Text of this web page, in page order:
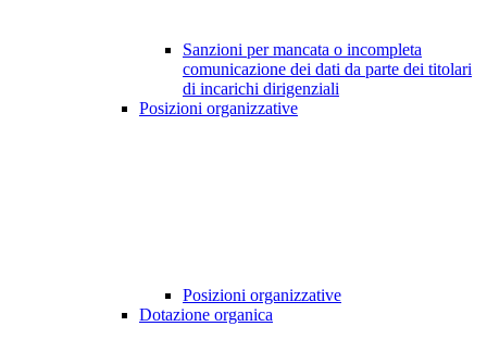
Sanzioni per mancata o incompleta
comunicazione dei dati da parte dei titolari
di incarichi dirigenziali
Posizioni organizzative
Posizioni organizzative
Dotazione organica